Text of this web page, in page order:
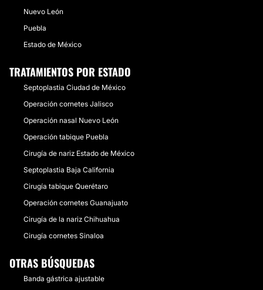
Nuevo León
Puebla
Estado de México
TRATAMIENTOS POR ESTADO
Septoplastia Ciudad de México
Operación cornetes Jalisco
Operación nasal Nuevo León
Operación tabique Puebla
Cirugía de nariz Estado de México
Septoplastia Baja California
Cirugía tabique Querétaro
Operación cornetes Guanajuato
Cirugía de la nariz Chihuahua
Cirugía cornetes Sinaloa
OTRAS BÚSQUEDAS
Banda gástrica ajustable